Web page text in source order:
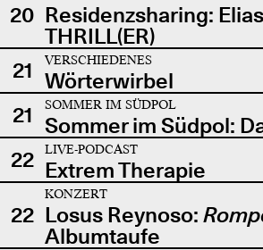
20 Residenzsharing:
THRILL(ER)
21
VERSCHIEDENES
Wörterwirbel
21
SOMMER IM SÜDPOL
Sommer im Südpol:
22
LIVE-PODCAST
Extrem Therapie
22
KONZERT
Losus Reynoso:
Albumtaufe